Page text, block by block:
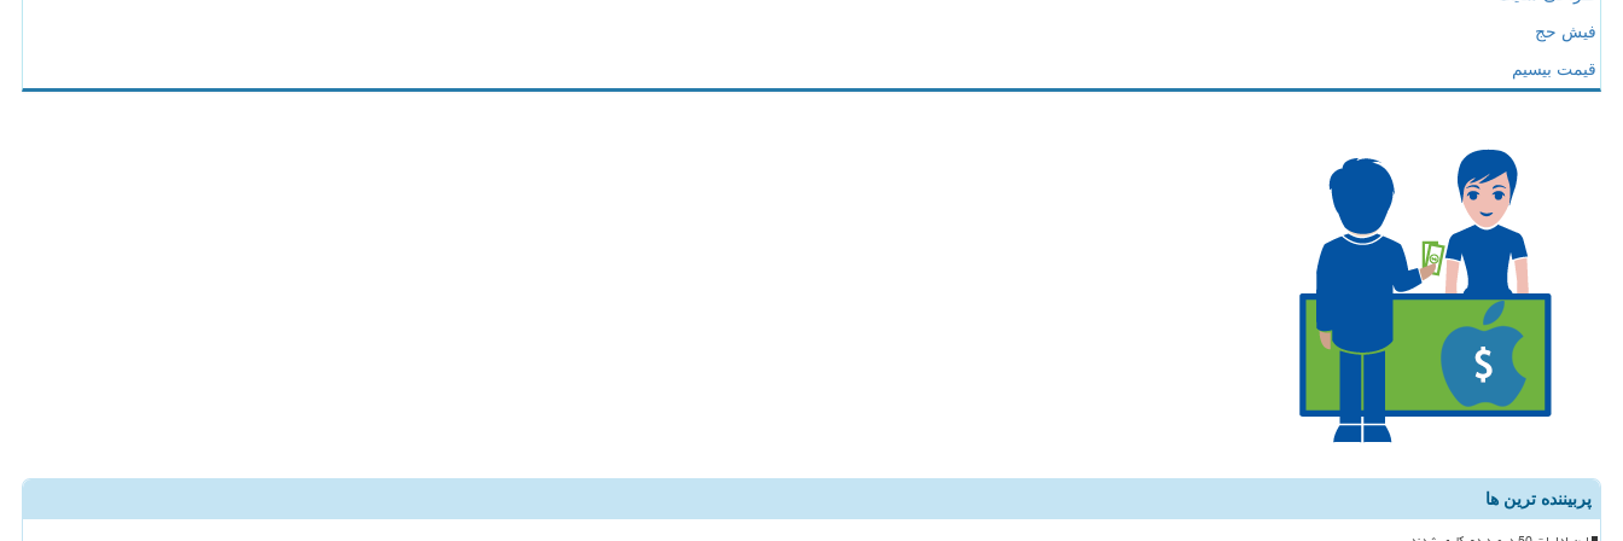
فیش حج
قیمت بیسیم
پربیننده ترین ها